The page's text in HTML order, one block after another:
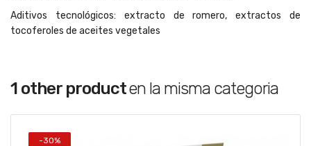
Aditivos tecnológicos: extracto de romero, extractos de
tocoferoles de aceites vegetales
1 other producten la misma categoria
-30%